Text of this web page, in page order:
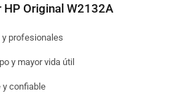
Original W2132A
profesionales
y mayor vida útil
y confiable